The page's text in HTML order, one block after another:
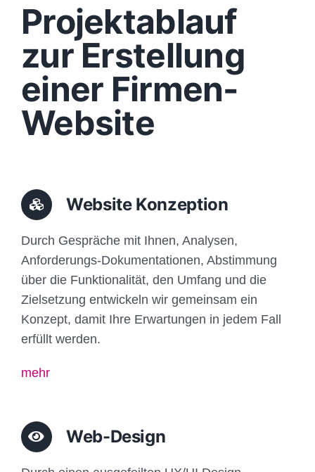
Projektablauf
zur Erstellung
einer Firmen-
Website
Website Konzeption
Durch Gespräche mit Ihnen, Analysen,
Anforderungs-Dokumentationen, Abstimmung
über die Funktionalität, den Umfang und die
Zielsetzung entwickeln wir gemeinsam ein
Konzept, damit Ihre Erwartungen in jedem Fall
erfüllt werden.
mehr
Web-Design